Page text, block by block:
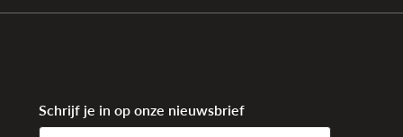
Schrijf je in op onze nieuwsbrief